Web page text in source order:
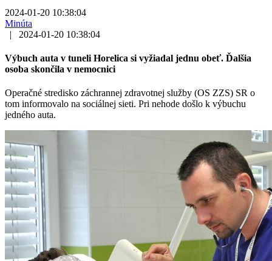
2024-01-20 10:38:04
Minúta
|
2024-01-20 10:38:04
Výbuch auta v tuneli Horelica si vyžiadal jednu obeť. Ďalšia
osoba skončila v nemocnici
Operačné stredisko záchrannej zdravotnej služby (OS ZZS) SR o
tom informovalo na sociálnej sieti. Pri nehode došlo k výbuchu
jedného auta.